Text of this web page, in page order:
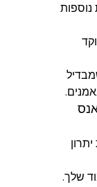
נוספות
שלך.